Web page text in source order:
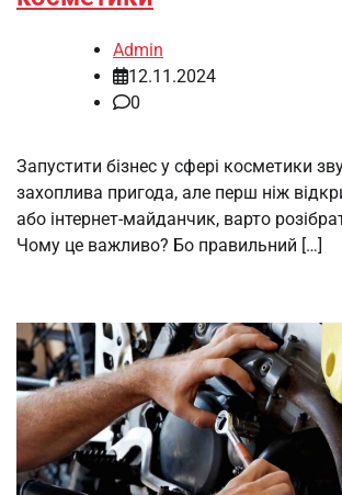
Admin
12.11.2024
0
Запустити бізнес у сфері косметики
захоплива пригода, але перш ніж
або інтернет-майданчик, варто
Чому це важливо? Бо правильний […]